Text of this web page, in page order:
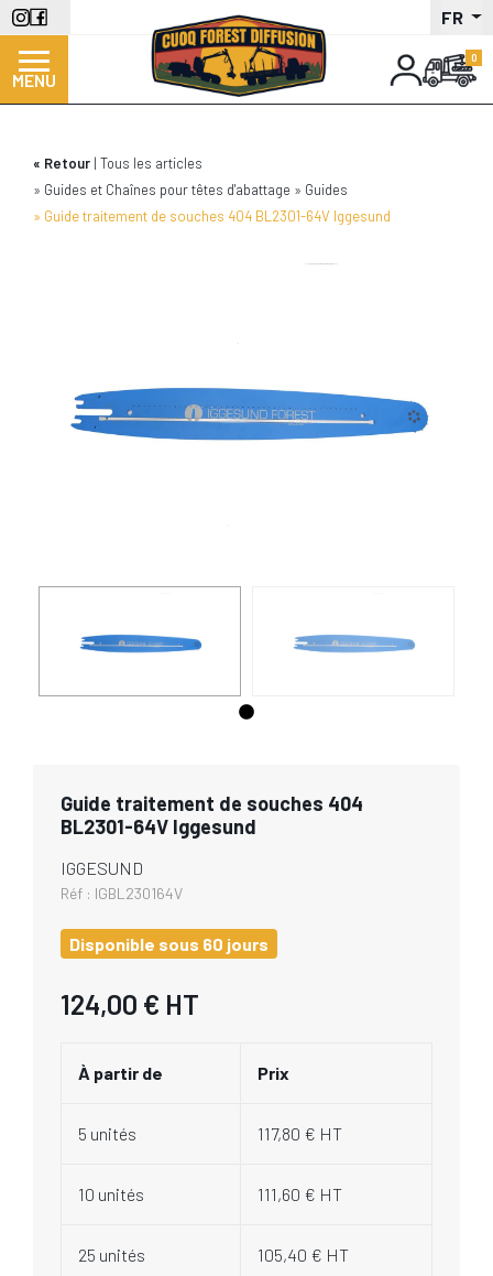
Aller
au
contenu
principal
FR
MENU
Retour Tous les articles
Guides et Chaînes pour têtes d'abattage
Guides
Guide traitement de souches 404 BL2301-64V Iggesund
Guide traitement de souches 404
BL2301-64V Iggesund
IGGESUND
Réf : IGBL230164V
Disponible sous 60 jours
124,00 € HT
À partir de Prix
5 unités 117,80 € HT
10 unités 111,60 € HT
25 unités 105,40 € HT